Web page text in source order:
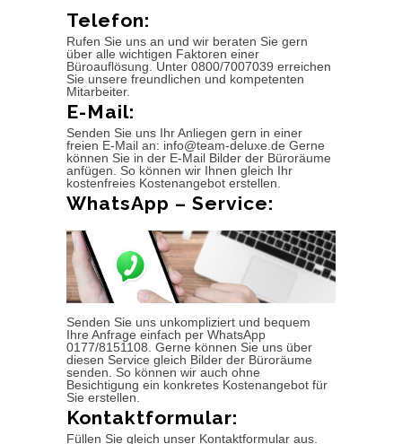
Telefon:
Rufen Sie uns an und wir beraten Sie gern
über alle wichtigen Faktoren einer
Büroauflösung. Unter 0800/7007039 erreichen
Sie unsere freundlichen und kompetenten
Mitarbeiter.
E-Mail:
Senden Sie uns Ihr Anliegen gern in einer
freien E-Mail an: info@team-deluxe.de Gerne
können Sie in der E-Mail Bilder der Büroräume
anfügen. So können wir Ihnen gleich Ihr
kostenfreies Kostenangebot erstellen.
WhatsApp – Service:
Senden Sie uns unkompliziert und bequem
Ihre Anfrage einfach per WhatsApp
0177/8151108. Gerne können Sie uns über
diesen Service gleich Bilder der Büroräume
senden. So können wir auch ohne
Besichtigung ein konkretes Kostenangebot für
Sie erstellen.
Kontaktformular:
Füllen Sie gleich unser Kontaktformular aus.